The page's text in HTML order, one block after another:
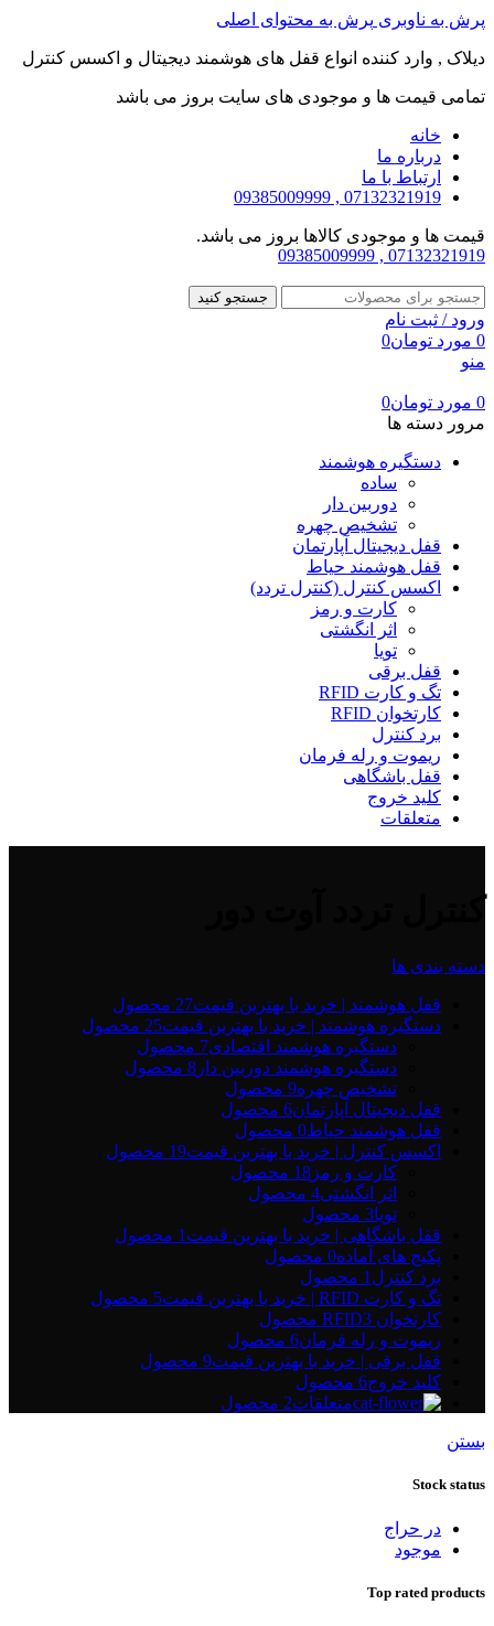
پرش به ناوبری پرش به محتوای اصلی
دیلاک , وارد کننده انواع قفل های هوشمند دیجیتال و اکسس کنترل
تمامی قیمت ها و موجودی های سایت بروز می باشد
خانه
درباره ما
ارتباط با ما
07132321919 , 09385009999
قیمت ها و موجودی کالاها بروز می باشد.
07132321919 , 09385009999
جستجو کنید
ورود / ثبت نام
0 مورد تومان0
منو
0 مورد تومان0
مرور دسته ها
دستگیره هوشمند
ساده
دوربین دار
تشخیص چهره
قفل دیجیتال آپارتمان
قفل هوشمند حیاط
اکسس کنترل (کنترل تردد)
کارت و رمز
اثر انگشتی
تویا
قفل برقی
تگ و کارت RFID
کارتخوان RFID
برد کنترل
ریموت و رله فرمان
قفل باشگاهی
کلید خروج
متعلقات
دسته بندی ها
قفل هوشمند | خرید با بهترین قیمت27 محصول
دستگیره هوشمند | خرید با بهترین قیمت25 محصول
دستگیره هوشمند اقتصادی7 محصول
دستگیره هوشمند دوربین دار 8 محصول
تشخیص چهره9 محصول
قفل دیجیتال آپارتمان6 محصول
قفل هوشمند حیاط0 محصول
اکسس کنترل | خرید با بهترین قیمت19 محصول
کارت و رمز 18 محصول
اثر انگشتی4 محصول
تویا3 محصول
قفل باشگاهی | خرید با بهترین قیمت 1 محصول
پکیج های آماده0 محصول
برد کنترل 1 محصول
تگ و کارت RFID | خرید با بهترین قیمت
5 محصول
کارتخوان RFID 3 محصول
ریموت و رله فرمان6 محصول
قفل برقی | خرید با بهترین قیمت9 محصول
کلید خروج6 محصول
متعلقات2 محصول
بستن
Stock status
در حراج
موجود
Top rated products